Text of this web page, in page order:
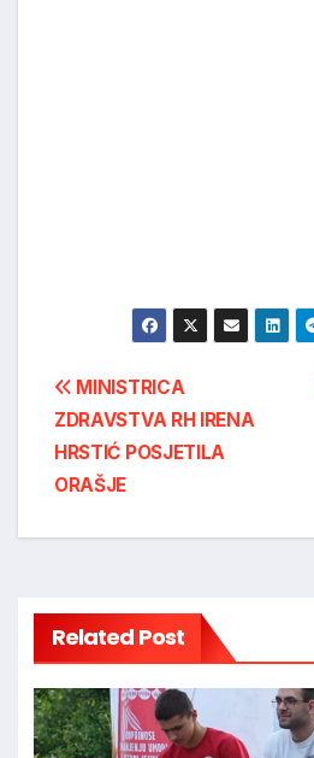
Post
navigation
MINISTRICA
ZDRAVSTVA RH IRENA
HRSTIĆ POSJETILA
ORAŠJE
Related Post